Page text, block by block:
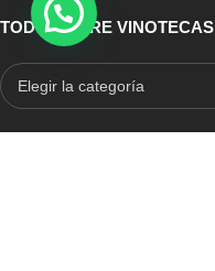
TODO SOBRE VINOTECAS